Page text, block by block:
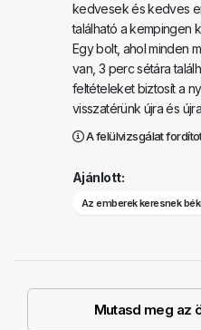
kedvesek és kedves
található a kempingen
Egy bolt, ahol minden
van, 3 perc sétára
feltételeket biztosít a
visszatérünk újra és
A felülvizsgálat
Ajánlott:
Az emberek keresnek
Mutasd meg az